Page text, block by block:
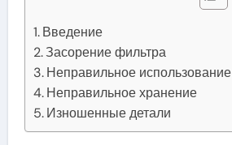
Введение
Засорение фильтра
Неправильное использование
Неправильное хранение
Изношенные детали